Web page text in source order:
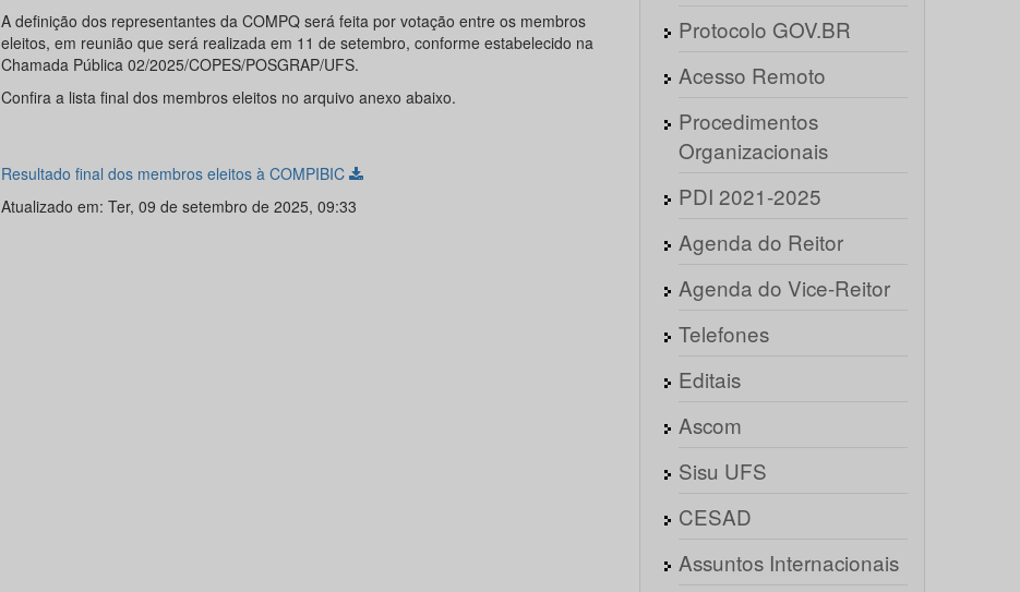
A definição dos representantes da COMPQ será feita por votação entre os membros
eleitos, em reunião que será realizada em 11 de setembro, conforme estabelecido na
Chamada Pública 02/2025/COPES/POSGRAP/UFS.
Confira a lista final dos membros eleitos no arquivo anexo abaixo.
Resultado final dos membros eleitos à COMPIBIC
Atualizado em: Ter, 09 de setembro de 2025, 09:33
Protocolo GOV.BR
Acesso Remoto
Procedimentos
Organizacionais
PDI 2021-2025
Agenda do Reitor
Agenda do Vice-Reitor
Telefones
Editais
Ascom
Sisu UFS
CESAD
Assuntos Internacionais